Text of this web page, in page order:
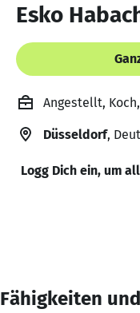
Esko
Angestellt,
Düsseldorf,
Logg Dich ein, um
Fähigkeiten